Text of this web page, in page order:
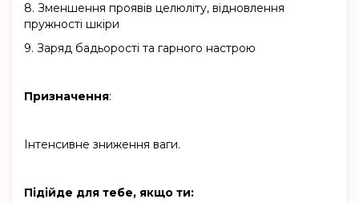
8. Зменшення проявів целюліту, відновлення
пружності шкіри
9. Заряд бадьорості та гарного настрою
Призначення:
Інтенсивне зниження ваги.
Підійде для тебе, якщо ти: